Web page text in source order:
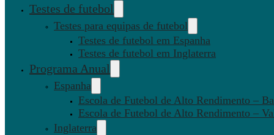
Testes de futebol
Testes para equipas de futebol
Testes de futebol em Espanha
Testes de futebol em Inglaterra
Programa Anual
Espanha
Escola de Futebol de Alto Rendimento –
Escola de Futebol de Alto Rendimento –
Inglaterra